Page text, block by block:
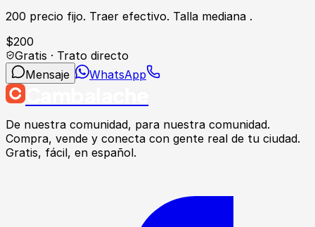
200 precio fijo. Traer efectivo. Talla mediana .
$200
Gratis · Trato directo
Mensaje
WhatsApp
De nuestra comunidad, para nuestra comunidad.
Compra, vende y conecta con gente real de tu ciudad.
Gratis, fácil, en español.